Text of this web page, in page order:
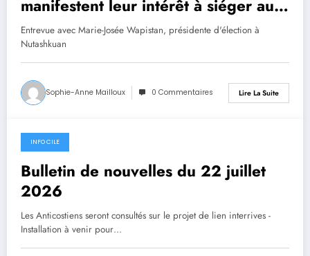
manifestent leur intérêt à siéger au
conseil
Entrevue avec Marie-Josée Wapistan, présidente d'élection à
Nutashkuan
Sophie-Anne Mailloux 0 Commentaires Lire La Suite
22 juillet 2026
INFO CILE
Bulletin de nouvelles du 22 juillet
2026
Les Anticostiens seront consultés sur le projet de lien interrives -
Installation à venir pour…